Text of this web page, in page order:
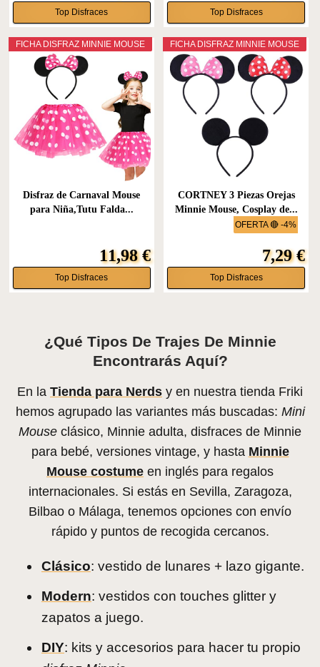
Top Disfraces Top Disfraces
FICHA DISFRAZ MINNIE MOUSE
Disfraz de Carnaval Mouse
para Niña,Tutu Falda...
11,98 €
Top Disfraces
OFERTA 🔴 -4%
FICHA DISFRAZ MINNIE MOUSE
CORTNEY 3 Piezas Orejas
Minnie Mouse, Cosplay de...
7,29 €
Top Disfraces
¿Qué Tipos De Trajes De Minnie
Encontrarás Aquí?
En la Tienda para Nerds y en nuestra tienda Friki
hemos agrupado las variantes más buscadas: Mini
Mouse clásico, Minnie adulta, disfraces de Minnie
para bebé, versiones vintage, y hasta Minnie
Mouse costume en inglés para regalos
internacionales. Si estás en Sevilla, Zaragoza,
Bilbao o Málaga, tenemos opciones con envío
rápido y puntos de recogida cercanos.
Clásico: vestido de lunares + lazo gigante.
Modern: vestidos con touches glitter y
zapatos a juego.
DIY: kits y accesorios para hacer tu propio